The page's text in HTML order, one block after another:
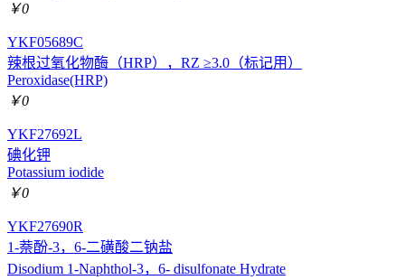
￥0
YKF05689C
辣根过氧化物酶（HRP），RZ ≥3.0（标记用）
Peroxidase(HRP)
￥0
YKF27692L
碘化钾
Potassium iodide
￥0
YKF27690R
1-萘酚-3，6-二磺酸二钠盐
Disodium 1-Naphthol-3，6- disulfonate Hydrate